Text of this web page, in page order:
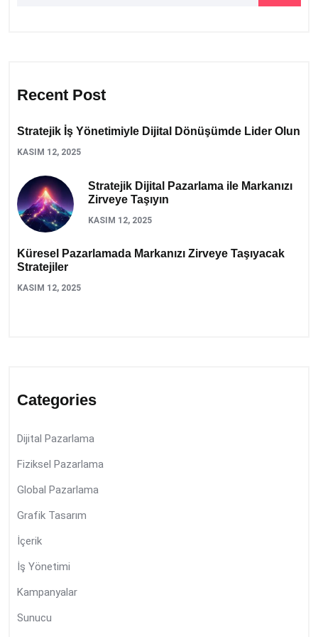
Recent Post
Stratejik İş Yönetimiyle Dijital Dönüşümde Lider Olun
KASIM 12, 2025
Stratejik Dijital Pazarlama ile Markanızı
Zirveye Taşıyın
KASIM 12, 2025
Küresel Pazarlamada Markanızı Zirveye Taşıyacak
Stratejiler
KASIM 12, 2025
Categories
Dijital Pazarlama
Fiziksel Pazarlama
Global Pazarlama
Grafik Tasarım
İçerik
İş Yönetimi
Kampanyalar
Sunucu